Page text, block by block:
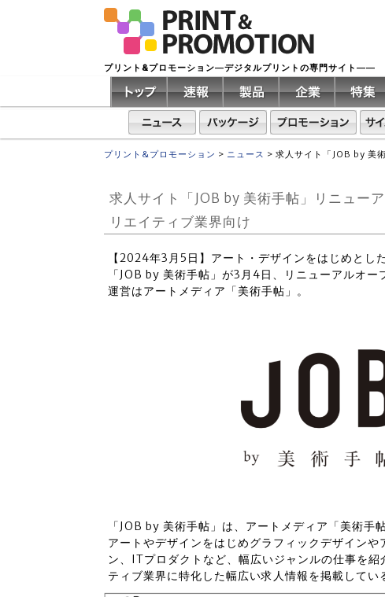
プリント&プロモーション―デジタルプリントの専門サイト――
プリント&プロモーション > ニュース > 求人サイト「JOB by 美
求人サイト「JOB by 美術手帖」リニュー
リエイティブ業界向け
【2024年3月5日】アート・デザインをはじめとし
「JOB by 美術手帖」が3月4日、リニューアルオー
運営はアートメディア「美術手帖」。
「JOB by 美術手帖」は、アートメディア「美術手
アートやデザインをはじめグラフィックデザイン
ン、ITプロダクトなど、幅広いジャンルの仕事を
ティブ業界に特化した幅広い求人情報を掲載してい